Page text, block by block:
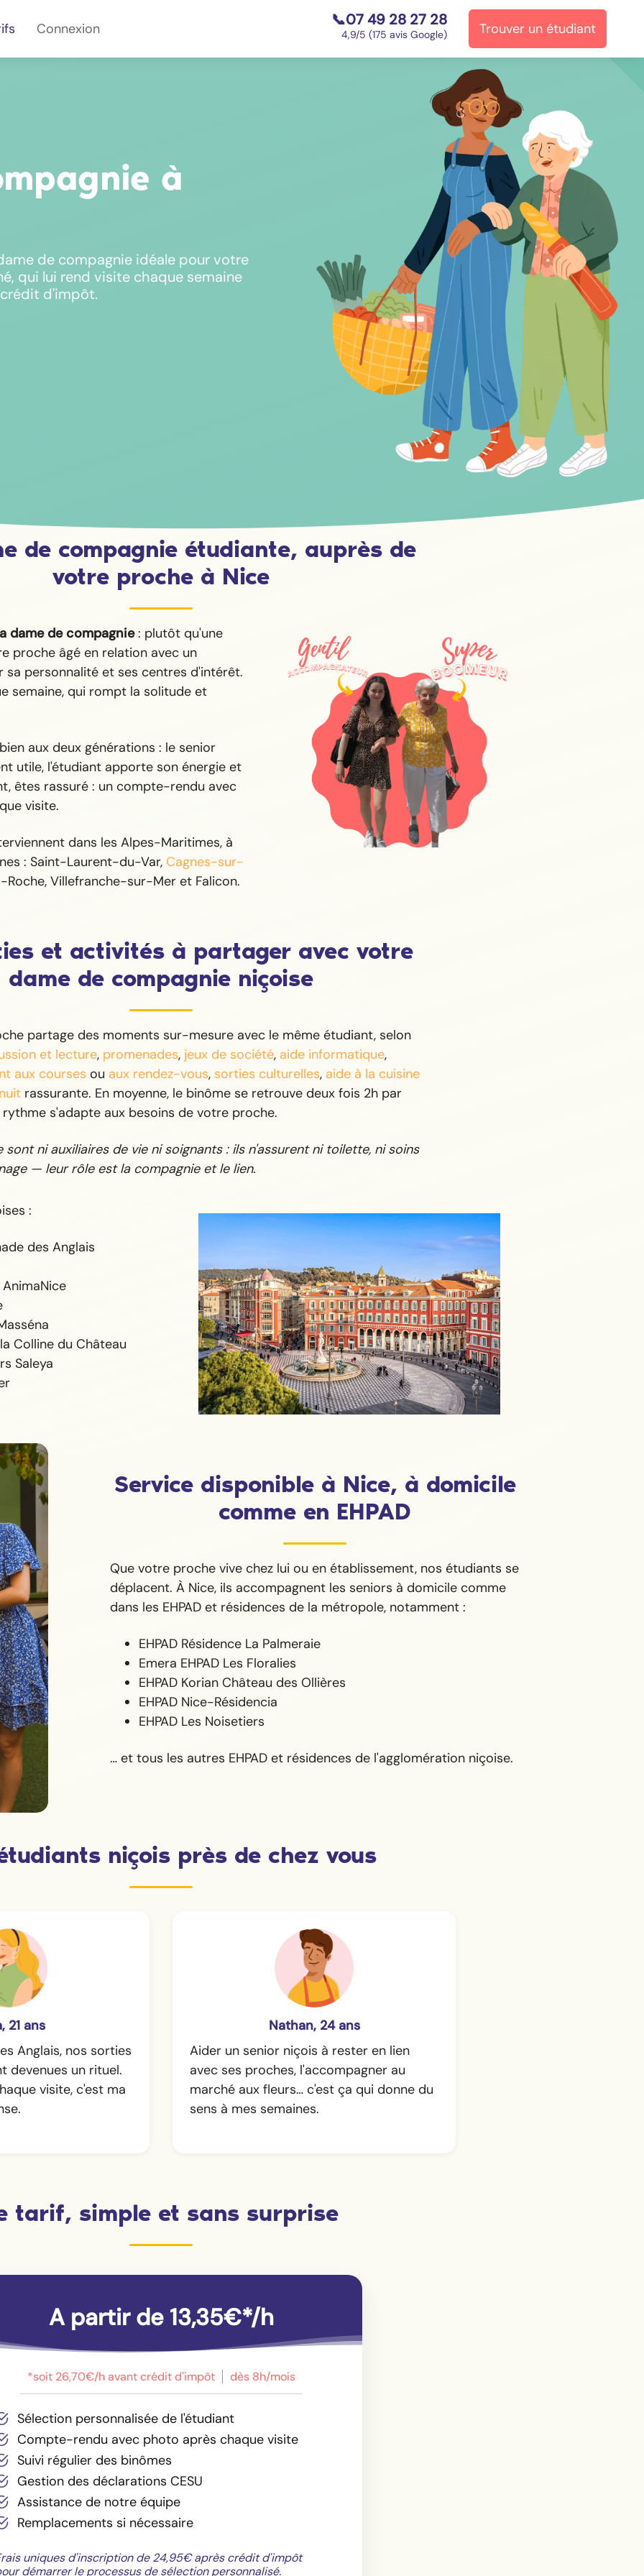
Connexion 📞07 49 28 27 28
4,9/5 (175 avis Google) Trouver un étudiant
à
de compagnie idéale pour votre
qui lui rend visite chaque semaine
crédit d'impôt.
de compagnie étudiante, auprès de
votre proche à Nice
dame de compagnie: plutôt qu'une
proche âgé en relation avec un
personnalité et ses centres d'intérêt.
semaine, qui rompt la solitude et
aux deux générations : le senior
utile, l'étudiant apporte son énergie et
êtes rassuré : un compte-rendu avec
visite.
dans les Alpes-Maritimes, à
: Saint-Laurent-du-Var, Cagnes-sur-
Villefranche-sur-Mer et Falicon.
et activités à partager avec votre
dame de compagnie niçoise
partage des moments sur-mesure avec le même étudiant, selon
et lecture, promenades, jeux de société, aide informatique,
aux courses ou aux rendez-vous, sorties culturelles, aide à la cuisine
rassurante. En moyenne, le binôme se retrouve deux fois 2h par
rythme s'adapte aux besoins de votre proche.
sont ni auxiliaires de vie ni soignants : ils n'assurent ni toilette, ni soins
— leur rôle est la compagnie et le lien.
:
des Anglais
Colline du Château
Saleya
Service disponible à Nice, à domicile
comme en EHPAD
Que votre proche vive chez lui ou en établissement, nos étudiants se
déplacent. À Nice, ils accompagnent les seniors à domicile comme
dans les EHPAD et résidences de la métropole, notamment :
EHPAD Résidence La Palmeraie
Emera EHPAD Les Floralies
EHPAD Korian Château des Ollières
EHPAD Nice-Résidencia
EHPAD Les Noisetiers
… et tous les autres EHPAD et résidences de l'agglomération niçoise.
niçois près de chez vous
21 ans
Anglais, nos sorties
devenues un rituel.
visite, c'est ma
Nathan, 24 ans
Aider un senior niçois à rester en lien
avec ses proches, l'accompagner au
marché aux fleurs… c'est ça qui donne du
sens à mes semaines.
tarif, simple et sans surprise
A partir de 13,35€*/h
*soit 26,70€/h avant crédit d'impôt dès 8h/mois
Sélection personnalisée de l'étudiant
Compte-rendu avec photo après chaque visite
Suivi régulier des binômes
Gestion des déclarations CESU
Assistance de notre équipe
Remplacements si nécessaire
uniques d'inscription de 24,95€ après crédit d'impôt
démarrer le processus de sélection personnalisé.